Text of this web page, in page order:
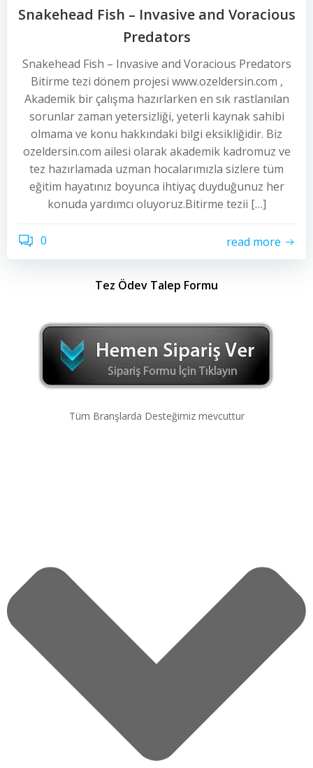
Snakehead Fish – Invasive and Voracious
Predators
Snakehead Fish – Invasive and Voracious Predators
Bitirme tezi dönem projesi www.ozeldersin.com ,
Akademik bir çalışma hazırlarken en sık rastlanılan
sorunlar zaman yetersizliği, yeterli kaynak sahibi
olmama ve konu hakkındaki bilgi eksikliğidir. Biz
ozeldersin.com ailesi olarak akademik kadromuz ve
tez hazırlamada uzman hocalarımızla sizlere tüm
eğitim hayatınız boyunca ihtiyaç duyduğunuz her
konuda yardımcı oluyoruz.Bitirme tezii […]
0 read more
Tez Ödev Talep Formu
Tüm Branşlarda Desteğimiz mevcuttur